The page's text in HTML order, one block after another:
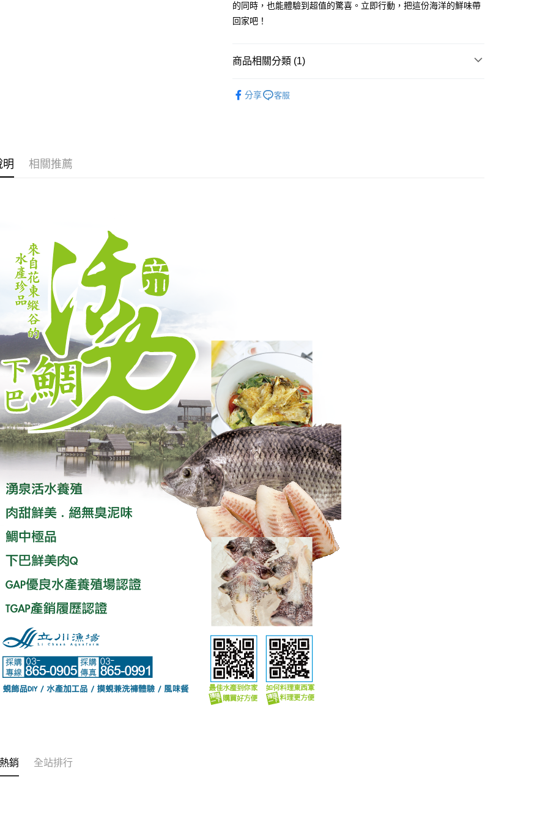
運送方式
每筆NT$250，滿NT$2,600(含以上)免運費
的同時，也能體驗到超值的驚喜。立即行動，把這份海洋的鮮味帶
回家吧！
商品相關分類 (1)
分享
客服
明 相關推薦
銷 全站排行